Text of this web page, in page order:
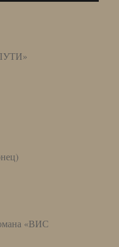
«ВИС